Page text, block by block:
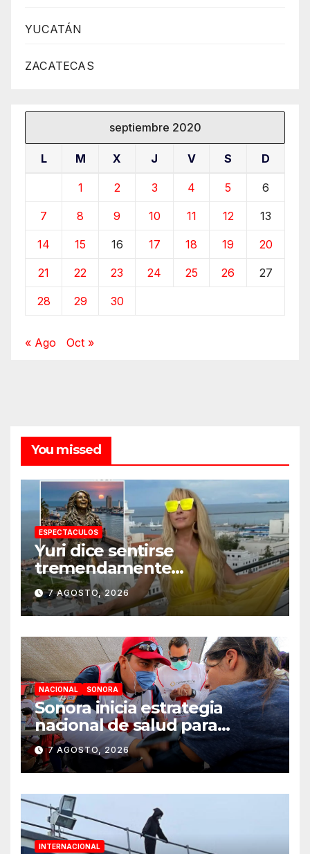
YUCATÁN
ZACATECAS
septiembre 2020
L M X J V S D
1 2 3 4 5 6
7 8 9 10 11 12 13
14 15 16 17 18 19 20
21 22 23 24 25 26 27
28 29 30
« Ago Oct »
You missed
ESPECTACULOS
Yuri dice sentirse
tremendamente
emocionada sobre su estatua
que le harán en Veracruz
7 AGOSTO, 2026
NACIONAL SONORA
Sonora inicia estrategia
nacional de salud para
migrantes con vacunación y
apoyo psicológico sin
importar su estatus
7 AGOSTO, 2026
INTERNACIONAL